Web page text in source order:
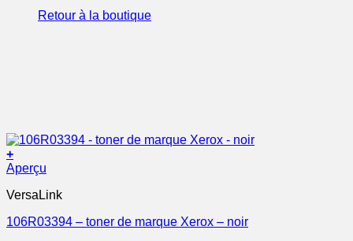
Retour à la boutique
+
Aperçu
VersaLink
106R03394 – toner de marque Xerox – noir